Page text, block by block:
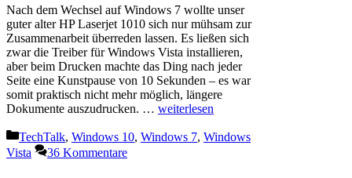
Nach dem Wechsel auf Windows 7 wollte unser
guter alter HP Laserjet 1010 sich nur mühsam zur
Zusammenarbeit überreden lassen. Es ließen sich
zwar die Treiber für Windows Vista installieren,
aber beim Drucken machte das Ding nach jeder
Seite eine Kunstpause von 10 Sekunden – es war
somit praktisch nicht mehr möglich, längere
Dokumente auszudrucken. … weiterlesen
Kategorien
TechTalk, Windows 10, Windows 7, Windows
Vista
36 Kommentare